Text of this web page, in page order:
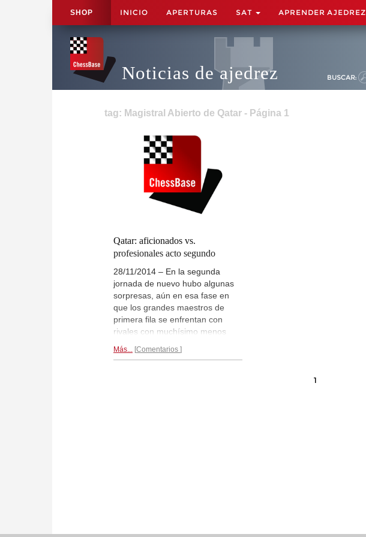
SHOP INICIO APERTURAS SAT APRENDER AJEDREZ
Noticias de ajedrez BUSCAR:
tag: Magistral Abierto de Qatar - Página 1
Qatar: aficionados vs.
profesionales acto segundo
28/11/2014 – En la segunda
jornada de nuevo hubo algunas
sorpresas, aún en esa fase en
que los grandes maestros de
primera fila se enfrentan con
rivales con muchísimo menos
nuevo tuvo que ceder medio
Más... Comentarios
1